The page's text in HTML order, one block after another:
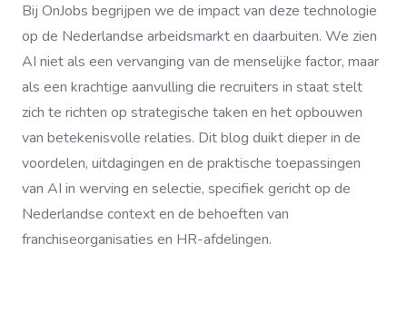
Bij OnJobs begrijpen we de impact van deze technologie
op de Nederlandse arbeidsmarkt en daarbuiten. We zien
AI niet als een vervanging van de menselijke factor, maar
als een krachtige aanvulling die recruiters in staat stelt
zich te richten op strategische taken en het opbouwen
van betekenisvolle relaties. Dit blog duikt dieper in de
voordelen, uitdagingen en de praktische toepassingen
van AI in werving en selectie, specifiek gericht op de
Nederlandse context en de behoeften van
franchiseorganisaties en HR-afdelingen.